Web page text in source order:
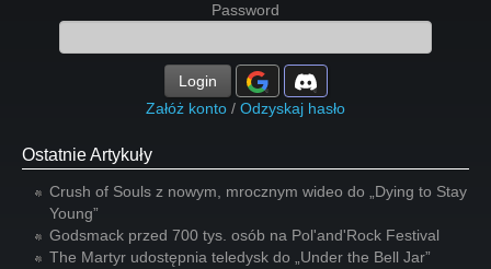
Password
Login
Załóż konto / Odzyskaj hasło
Ostatnie Artykuły
Crush of Souls z nowym, mrocznym wideo do „Dying to Stay
Young”
Godsmack przed 700 tys. osób na Pol'and'Rock Festival
The Martyr udostępnia teledysk do „Under the Bell Jar”